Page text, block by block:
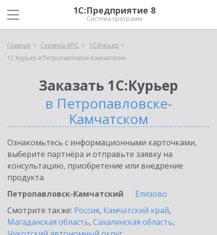
1С:Предприятие 8
Система программ
Главная Сервисы ИТС
1С:Курьер
1С:Курьер в Петропавловске-Камчатском
Заказать 1С:Курьер
в Петропавловске-
Камчатском
Ознакомьтесь с информационными карточками,
выберите партнёра и отправьте заявку на
консультацию, приобретение или внедрение
продукта.
Петропавловск-Камчатский
Елизово
Смотрите также: Россия, Камчатский край,
Магаданская область, Сахалинская область,